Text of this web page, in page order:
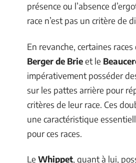
présence ou l’absence
race n’est pas un critère de
En revanche, certaines races
Berger de Brieet le
impérativement posséder
sur les pattes arrière pour
critères de leur race. Ces
une caractéristique
pour ces races.
Le Whippet, quant à lui,